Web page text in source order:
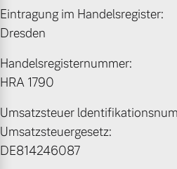
Gebrauchtwagen
Aktuelle
Zubehörkatalog
Aktuelle
Unsere News & Events
Eintragung im Handelsregister:
Dresden
Handelsregisternummer:
HRA 1790
Umsatzsteuer
Umsatzsteuergesetz:
DE814246087